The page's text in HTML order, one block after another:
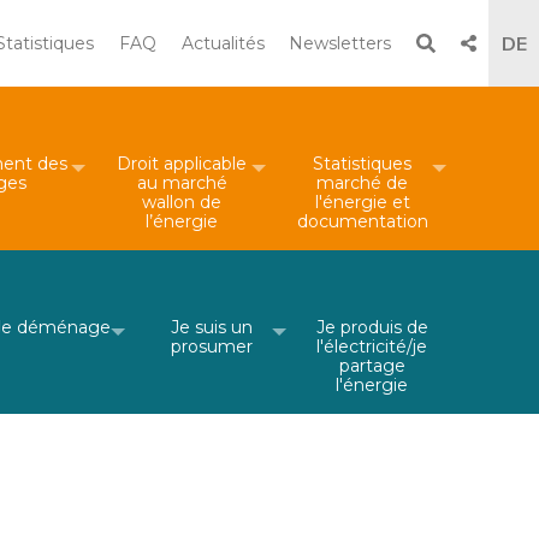
FAQ Actualités Newsletters Recherche
DE
Rechercher
des
Droit applicable
au marché
wallon de
l’énergie
Statistiques
marché de
l'énergie et
documentation
déménage
Je suis un
prosumer
Je produis de
l'électricité/je
partage
l'énergie